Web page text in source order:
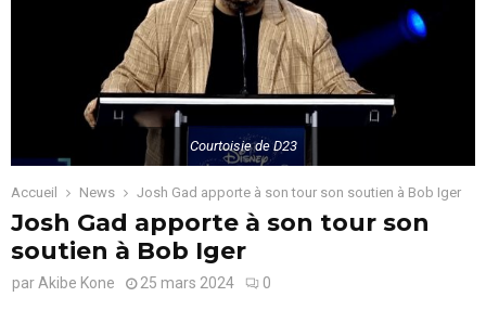
Courtoisie de D23
Accueil News Josh Gad apporte à son tour son soutien à Bob Iger
Josh Gad apporte à son tour son
soutien à Bob Iger
par Akibe Kone 25 mars 2024 0